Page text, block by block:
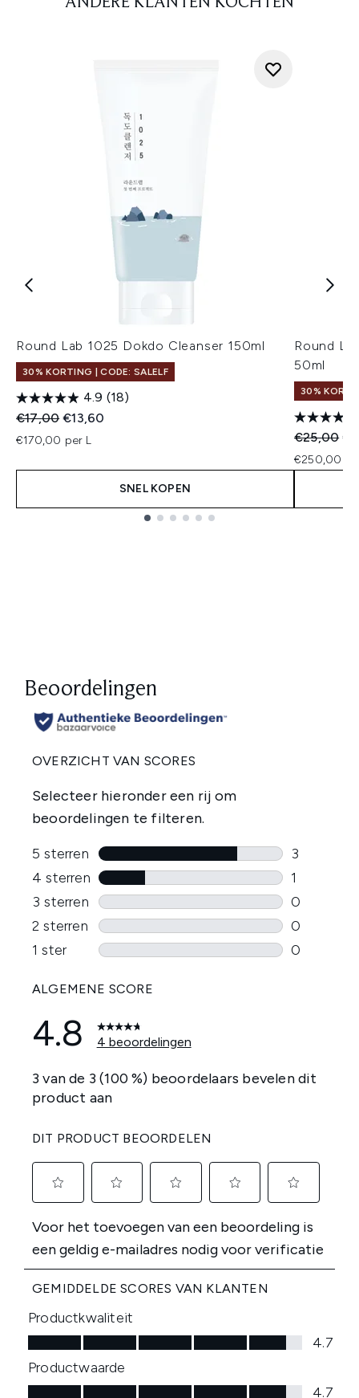
Round Lab 1025 Dokdo Cleanser 150ml
30% KORTING | CODE: SALELF
4.9 (18)
Recommended Retail Price:
€17,00Huidige prijs:
€13,60
€170,00 per L
SNEL KOPEN
Round
50ml
30%
€25,00
€250,00